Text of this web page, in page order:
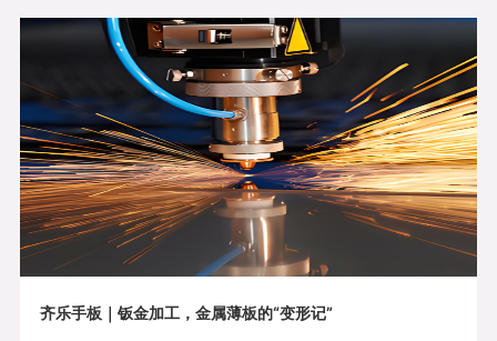
齐乐手板｜钣金加工，金属薄板的“变形记”